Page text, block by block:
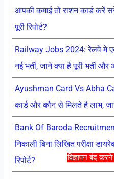
विज्ञापन बंद
आपकी कमाई तो राशन कार्ड करें
पूरी रिपोर्ट?
Railway Jobs 2024: रेलवे मे
नई भर्ती, जाने क्या है पूरी भर्ती
Ayushman Card Vs Abha
कार्ड और कौन से मिलते है लाभ, जाने
Bank Of Baroda
निकाली बिना लिखित परीक्षा
रिपोर्ट?